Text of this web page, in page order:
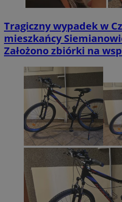
Tragiczny wypadek w
mieszkańcy
Założono zbiórki na